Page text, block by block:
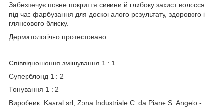
Забезпечує повне покриття сивини й глибоку захист волосся
під час фарбування для досконалого результату, здорового і
глянсового блиску.
Дерматологічно протестовано.
Співвідношення змішування 1 : 1.
Суперблонд 1 : 2
Тонування 1 : 2
Виробник: Kaaral srl, Zona Industriale C. da Piane S. Angelo -